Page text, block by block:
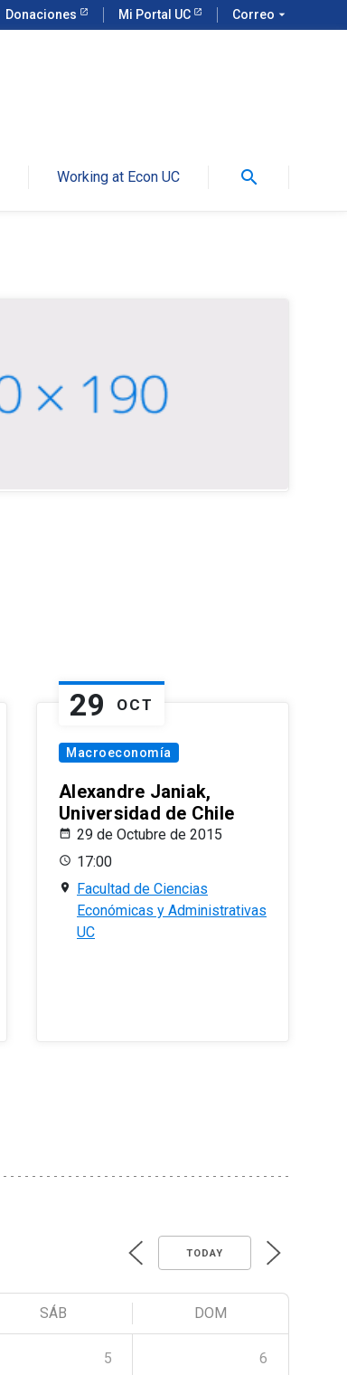
Donaciones Mi Portal UC Correo arrow_drop_down
Working at Econ UC search
29 OCT
Macroeconomía
Alexandre Janiak,
Universidad de Chile
29 de Octubre de 2015
17:00
Facultad de Ciencias
Económicas y Administrativas
UC
TODAY
SÁB DOM
5 6